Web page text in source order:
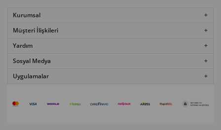
Kurumsal
Müşteri İlişkileri
Yardım
Sosyal Medya
Uygulamalar